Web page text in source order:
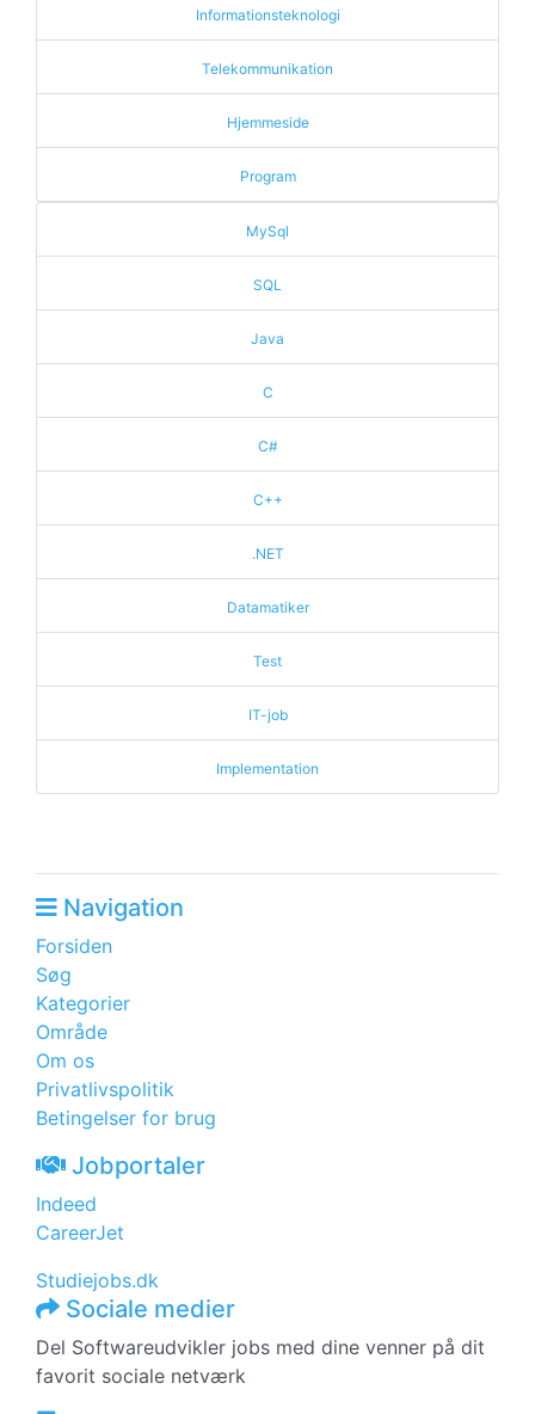
Informationsteknologi
Telekommunikation
Hjemmeside
Program
MySql
SQL
Java
C
C#
C++
.NET
Datamatiker
Test
IT-job
Implementation
Navigation
Forsiden
Søg
Kategorier
Område
Om os
Privatlivspolitik
Betingelser for brug
Jobportaler
Indeed
CareerJet
Studiejobs.dk
Sociale medier
Del Softwareudvikler jobs med dine venner på dit
favorit sociale netværk